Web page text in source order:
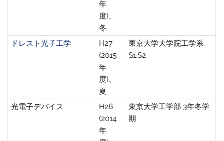
年
度)、
冬
ドレスト光子工学
H27
(2015
年
度)、
夏
東京大学大学院工学系
S1,S2
光電子デバイス
H26
(2014
年
東京大学工学部 3年冬学
期